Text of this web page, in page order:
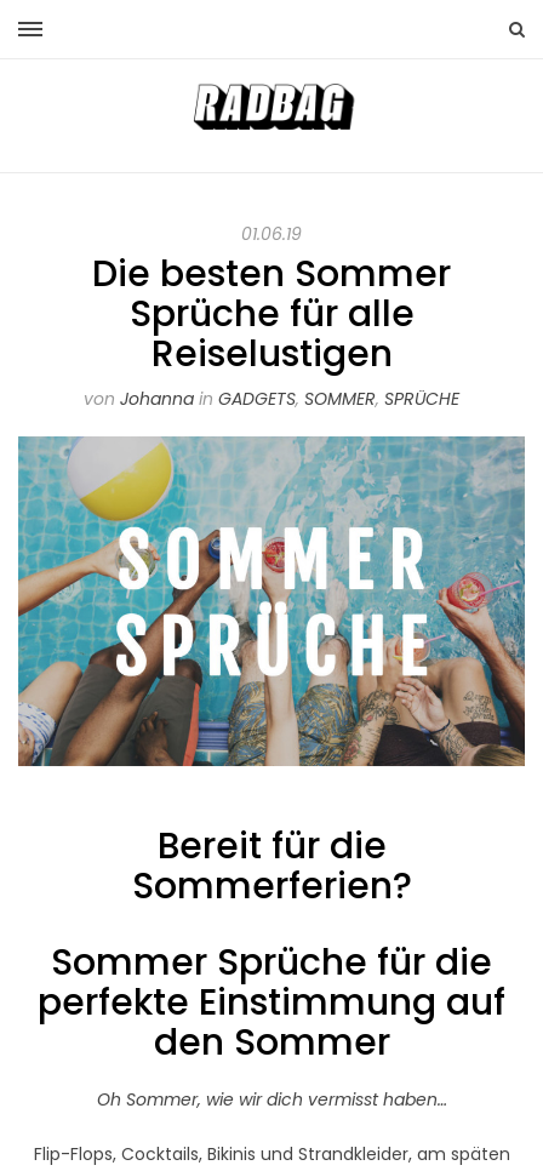
01.06.19
Die besten Sommer
Sprüche für alle
Reiselustigen
von Johanna in GADGETS, SOMMER, SPRÜCHE
Bereit für die
Sommerferien?
Sommer Sprüche für die
perfekte Einstimmung auf
den Sommer
Oh Sommer, wie wir dich vermisst haben…
Flip-Flops, Cocktails, Bikinis und Strandkleider, am späten